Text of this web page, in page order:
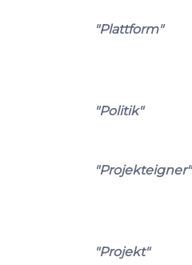
"Plattform"
"Politik"
"Projekteigner"
"Projekt"